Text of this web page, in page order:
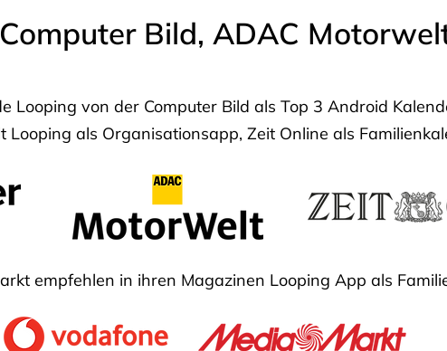
Bild, ADAC
Looping von der Computer Bild als Top 3 Android
als Organisationsapp, Zeit Online als
empfehlen in ihren Magazinen Looping App als